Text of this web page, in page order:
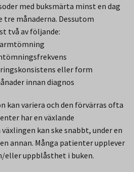
med buksmärta minst en dag
tre månaderna. Dessutom
två av följande:
eller form
innan diagnos
kan variera och den förvärras ofta
har en växlande
kan ske snabbt, under en
annan. Många patienter upplever
eller uppblåsthet i buken.